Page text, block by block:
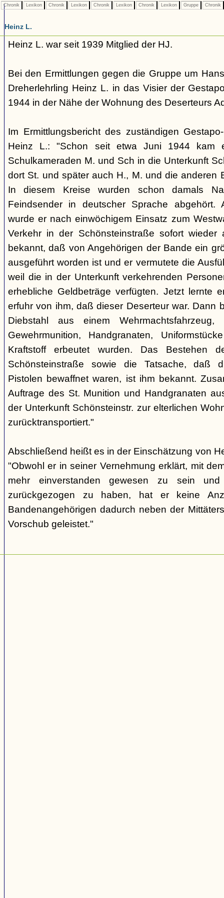
Chronik Lexikon Chronik Lexikon Chronik Lexikon Chronik Lexikon Gruppe Chronik
Heinz L.
Heinz L. war seit 1939 Mitglied der HJ.
Bei den Ermittlungen gegen die Gruppe um
Dreherlehrling Heinz L. in das Visier der
1944 in der Nähe der Wohnung des Deserteurs
Im Ermittlungsbericht des zuständigen
Heinz L.: "Schon seit etwa Juni 1944 kam
Schulkameraden M. und Sch in die Unterkunft
dort St. und später auch H., M. und die anderen
In diesem Kreise wurden schon damals
Feindsender in deutscher Sprache abgehört.
wurde er nach einwöchigem Einsatz zum
Verkehr in der Schönsteinstraße sofort
bekannt, daß von Angehörigen der Bande ein
ausgeführt worden ist und er vermutete die
weil die in der Unterkunft verkehrenden
erhebliche Geldbeträge verfügten. Jetzt lernte
erfuhr von ihm, daß dieser Deserteur war. Dann
Diebstahl aus einem
Gewehrmunition, Handgranaten,
Kraftstoff erbeutet wurden. Das Bestehen
Schönsteinstraße sowie die Tatsache, daß
Pistolen bewaffnet waren, ist ihm bekannt.
Auftrage des St. Munition und Handgranaten
der Unterkunft Schönsteinstr. zur elterlichen
zurücktransportiert."
Abschließend heißt es in der Einschätzung von
"Obwohl er in seiner Vernehmung erklärt, mit
mehr einverstanden gewesen zu sein
zurückgezogen zu haben, hat er keine
Bandenangehörigen dadurch neben der
Vorschub geleistet."